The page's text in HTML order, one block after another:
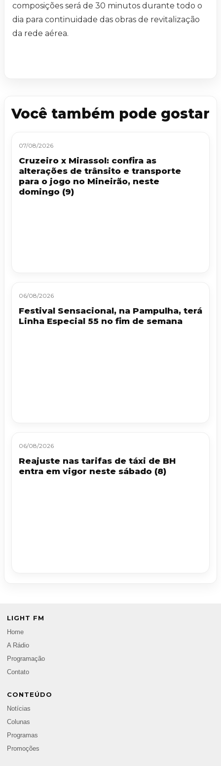
composições será de 30 minutos durante todo o
dia para continuidade das obras de revitalização
da rede aérea.
Você também pode gostar
07/08/2026
Cruzeiro x Mirassol: confira as
alterações de trânsito e transporte
para o jogo no Mineirão, neste
domingo (9)
06/08/2026
Festival Sensacional, na Pampulha, terá
Linha Especial 55 no fim de semana
06/08/2026
Reajuste nas tarifas de táxi de BH
entra em vigor neste sábado (8)
LIGHT FM
Home
A Rádio
Programação
Contato
CONTEÚDO
Notícias
Colunas
Programas
Promoções